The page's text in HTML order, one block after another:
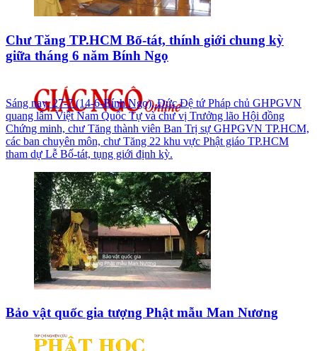
Chư Tăng TP.HCM Bố-tát, thính giới chung kỳ
giữa tháng 6 năm Bính Ngọ
Sáng nay, 27-7 (14-6-Bính Ngọ), Đức Đệ tứ Pháp chủ GHPGVN
quang lâm Việt Nam Quốc Tự và chư vị Trưởng lão Hội đồng
Chứng minh, chư Tăng thành viên Ban Trị sự GHPGVN TP.HCM,
các ban chuyên môn, chư Tăng 22 khu vực Phật giáo TP.HCM
tham dự Lễ Bố-tát, tụng giới định kỳ.
Bảo vật quốc gia tượng Phật mẫu Man Nương